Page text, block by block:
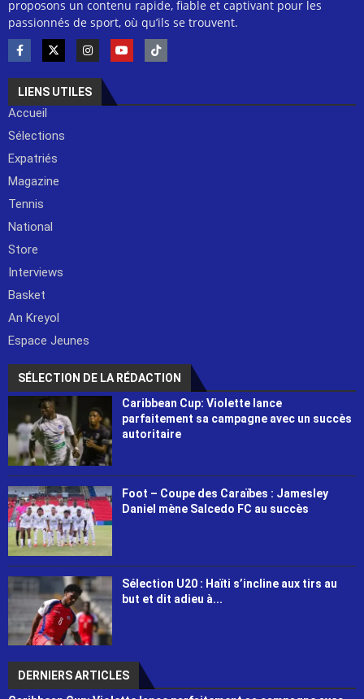
proposons un contenu rapide, fiable et captivant pour les
passionnés de sport, où qu’ils se trouvent.
LIENS UTILES
Accueil
Sélections
Expatriés
Magazine
Tennis
National
Store
Interviews
Basket
An Kreyol
Espace Jeunes
SÉLECTION DE LA RÉDACTION
Caribbean Cup: Violette lance
parfaitement sa campagne avec un succès
autoritaire
Foot – Coupe des Caraïbes : Jamesley
Daniel mène Salcedo FC au succès
Sélection U20 : Haïti s’incline aux tirs au
but et dit adieu à...
DERNIERS ARTICLES